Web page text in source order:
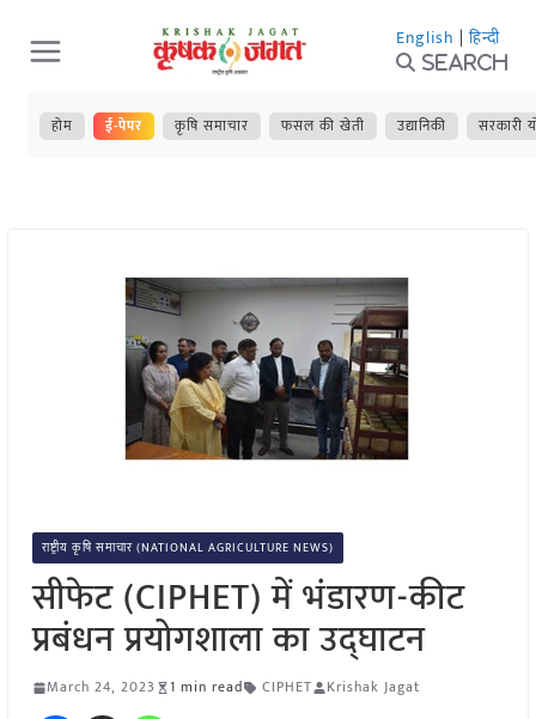
Skip
to
content
English | हिन्दी
Search
होम ई-पेपर कृषि समाचार फसल की खेती उद्यानिकी सरकारी
राष्ट्रीय कृषि समाचार (NATIONAL AGRICULTURE NEWS)
सीफेट (CIPHET) में भंडारण-कीट
प्रबंधन प्रयोगशाला का उद्घाटन
March 24, 2023 1 min read CIPHET Krishak Jagat